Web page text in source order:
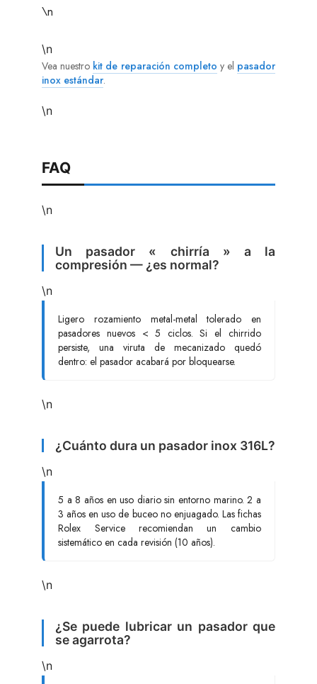
\n
\n
Vea nuestro kit de reparación completo y el pasador
inox estándar.
\n
FAQ
\n
Un pasador « chirría » a la
compresión — ¿es normal?
\n
Ligero rozamiento metal-metal tolerado en
pasadores nuevos < 5 ciclos. Si el chirrido
persiste, una viruta de mecanizado quedó
dentro: el pasador acabará por bloquearse.
\n
¿Cuánto dura un pasador inox 316L?
\n
5 a 8 años en uso diario sin entorno marino. 2 a
3 años en uso de buceo no enjuagado. Las fichas
Rolex Service recomiendan un cambio
sistemático en cada revisión (10 años).
\n
¿Se puede lubricar un pasador que
se agarrota?
\n